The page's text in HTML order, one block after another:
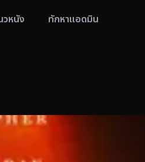
วหนัง ทักหาแอดมิน